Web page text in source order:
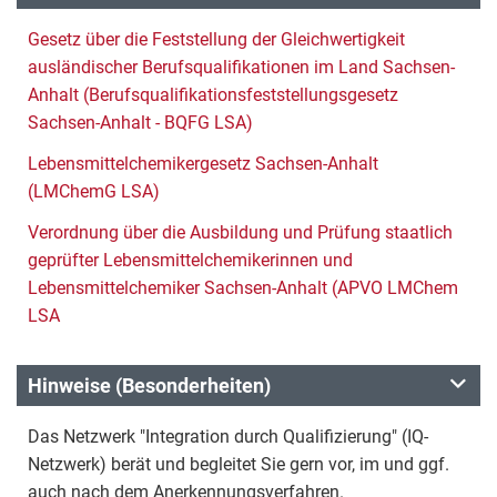
Gesetz über die Feststellung der Gleichwertigkeit
ausländischer Berufsqualifikationen im Land Sachsen-
Anhalt (Berufsqualifikationsfeststellungsgesetz
Sachsen-Anhalt - BQFG LSA)
Lebensmittelchemikergesetz Sachsen-Anhalt
(LMChemG LSA)
Verordnung über die Ausbildung und Prüfung staatlich
geprüfter Lebensmittelchemikerinnen und
Lebensmittelchemiker Sachsen-Anhalt (APVO LMChem
LSA
Hinweise (Besonderheiten)
Das Netzwerk "Integration durch Qualifizierung" (IQ-
Netzwerk) berät und begleitet Sie gern vor, im und ggf.
auch nach dem Anerkennungsverfahren.